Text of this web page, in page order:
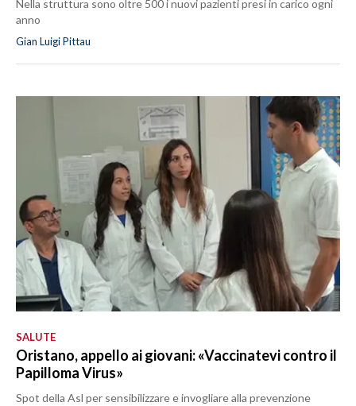
Nella struttura sono oltre 500 i nuovi pazienti presi in carico ogni
anno
Gian Luigi Pittau
SALUTE
Oristano, appello ai giovani: «Vaccinatevi contro il
Papilloma Virus»
Spot della Asl per sensibilizzare e invogliare alla prevenzione